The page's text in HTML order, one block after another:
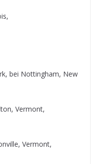
bei Nottingham, New
Vermont,
Vermont,